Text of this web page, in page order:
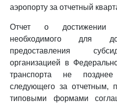
аэропорту за отчетный
Отчет о достижении
необходимого для
предоставления
организацией в
транспорта не
следующего за отчетным,
типовыми формами